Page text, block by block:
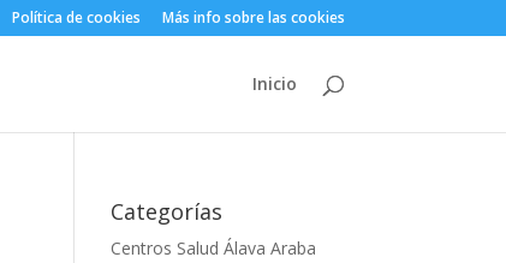
Política de cookies Más info sobre las cookies
Inicio
Categorías
Centros Salud Álava Araba